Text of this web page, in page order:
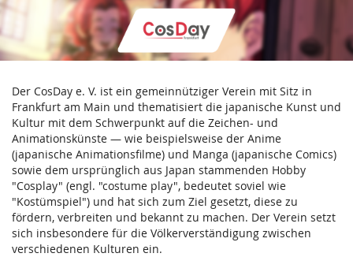
Inhalt
springen
CosDay
e.
V.
Der CosDay e. V. ist ein gemeinnütziger Verein mit Sitz in
Frankfurt am Main und thematisiert die japanische Kunst und
Kultur mit dem Schwerpunkt auf die Zeichen- und
Animationskünste — wie beispielsweise der Anime
(japanische Animationsfilme) und Manga (japanische Comics)
sowie dem ursprünglich aus Japan stammenden Hobby
"Cosplay" (engl. "costume play", bedeutet soviel wie
"Kostümspiel") und hat sich zum Ziel gesetzt, diese zu
fördern, verbreiten und bekannt zu machen. Der Verein setzt
sich insbesondere für die Völkerverständigung zwischen
verschiedenen Kulturen ein.